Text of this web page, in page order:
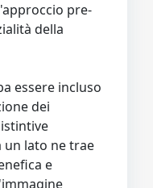
pre-
della
essere incluso
dei
un lato ne trae
e